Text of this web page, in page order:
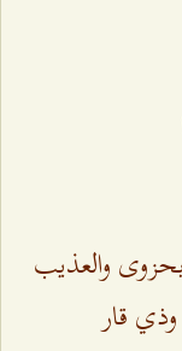
والعذيب
وذي قار